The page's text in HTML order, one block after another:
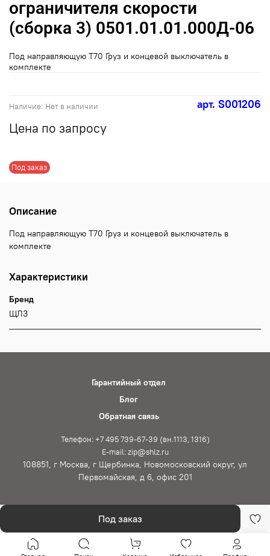
арт. S001206
Наличие: Нет в наличии
Под заказ
ограничителя скорости
(сборка 3) 0501.01.01.000Д-06
Цена по запросу
Под заказ
Под направляющую Т70 Груз и концевой выключатель в
комплекте
Описание
Под направляющую Т70 Груз и концевой выключатель в
комплекте
Характеристики
Бренд
ЩЛЗ
Гарантийный отдел
Блог
Обратная связь
Телефон: +7 495 739-67-39 (вн.1113, 1316)
E-mail: zip@shlz.ru
108851, г Москва, г Щербинка, Новомосковский округ, ул
Первомайская, д 6, офис 201